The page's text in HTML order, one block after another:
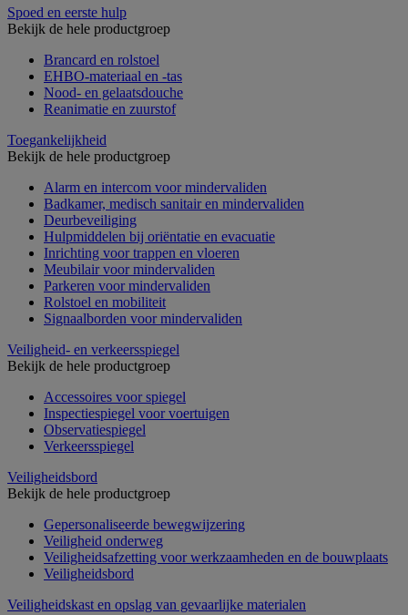
Spoed en eerste hulp
Bekijk de hele productgroep
Brancard en rolstoel
EHBO-materiaal en -tas
Nood- en gelaatsdouche
Reanimatie en zuurstof
Toegankelijkheid
Bekijk de hele productgroep
Alarm en intercom voor mindervaliden
Badkamer, medisch sanitair en mindervaliden
Deurbeveiliging
Hulpmiddelen bij oriëntatie en evacuatie
Inrichting voor trappen en vloeren
Meubilair voor mindervaliden
Parkeren voor mindervaliden
Rolstoel en mobiliteit
Signaalborden voor mindervaliden
Veiligheid- en verkeersspiegel
Bekijk de hele productgroep
Accessoires voor spiegel
Inspectiespiegel voor voertuigen
Observatiespiegel
Verkeersspiegel
Veiligheidsbord
Bekijk de hele productgroep
Gepersonaliseerde bewegwijzering
Veiligheid onderweg
Veiligheidsafzetting voor werkzaamheden en de bouwplaats
Veiligheidsbord
Veiligheidskast en opslag van gevaarlijke materialen